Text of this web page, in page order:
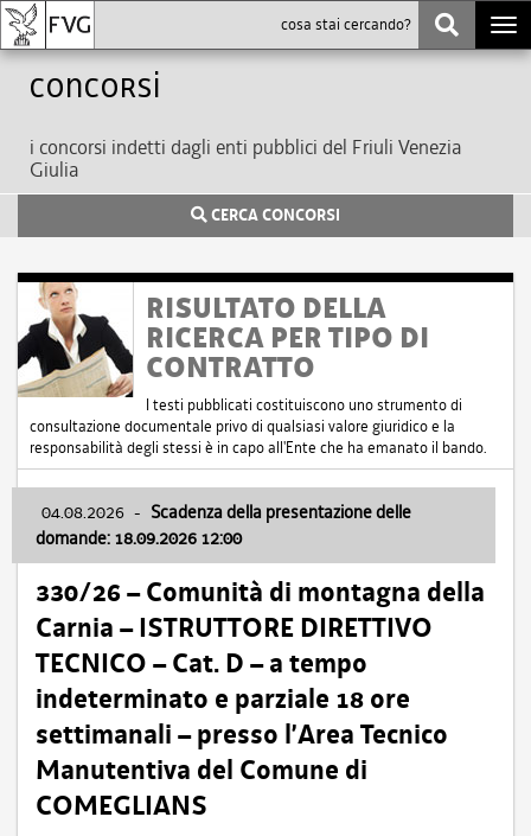
Concorsi
i concorsi indetti dagli enti pubblici del Friuli Venezia
Giulia
CERCA CONCORSI
RISULTATO DELLA
RICERCA PER TIPO DI
CONTRATTO
I testi pubblicati costituiscono uno strumento di
consultazione documentale privo di qualsiasi valore giuridico e la
responsabilità degli stessi è in capo all'Ente che ha emanato il bando.
04.08.2026 - Scadenza della presentazione delle
domande: 18.09.2026 12:00
330/26 – Comunità di montagna della
Carnia – ISTRUTTORE DIRETTIVO
TECNICO – Cat. D – a tempo
indeterminato e parziale 18 ore
settimanali – presso l’Area Tecnico
Manutentiva del Comune di
COMEGLIANS